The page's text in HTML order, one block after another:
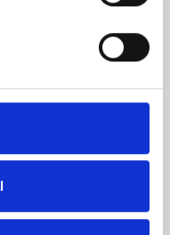
Mellanmjölk
Vår